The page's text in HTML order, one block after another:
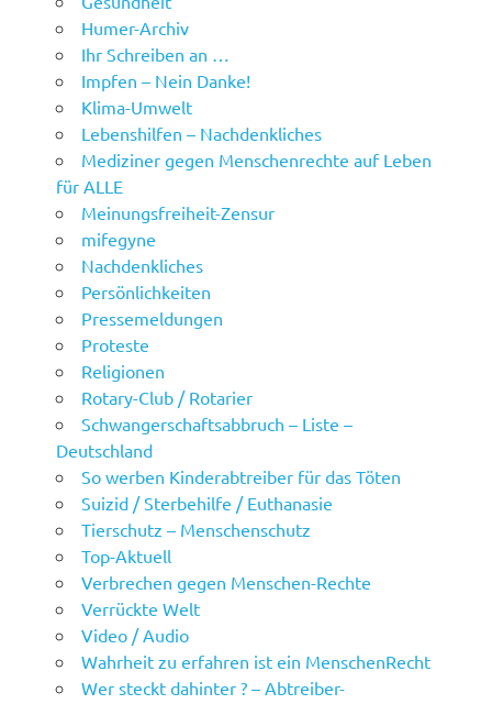
Humer-Archiv
Ihr Schreiben an …
Impfen – Nein Danke!
Klima-Umwelt
Lebenshilfen – Nachdenkliches
Mediziner gegen Menschenrechte auf Leben
für ALLE
Meinungsfreiheit-Zensur
mifegyne
Nachdenkliches
Persönlichkeiten
Pressemeldungen
Proteste
Religionen
Rotary-Club / Rotarier
Schwangerschaftsabbruch – Liste –
Deutschland
So werben Kinderabtreiber für das Töten
Suizid / Sterbehilfe / Euthanasie
Tierschutz – Menschenschutz
Top-Aktuell
Verbrechen gegen Menschen-Rechte
Verrückte Welt
Video / Audio
Wahrheit zu erfahren ist ein MenschenRecht
Wer steckt dahinter ? – Abtreiber-